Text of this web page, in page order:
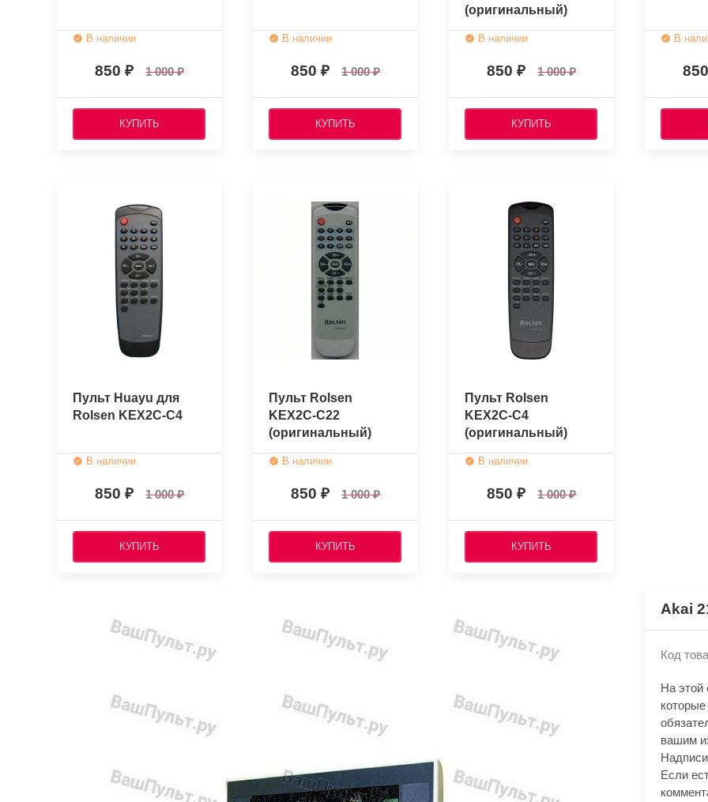
В наличии
850 1 000
КУПИТЬ
В наличии
850 1 000
КУПИТЬ
(оригинальный)
В наличии
850 1 000
КУПИТЬ
В
850
Пульт Huayu для
Rolsen KEX2C-C4
В наличии
850 1 000
КУПИТЬ
Пульт Rolsen
KEX2C-C22
(оригинальный)
В наличии
850 1 000
КУПИТЬ
Пульт Rolsen
KEX2C-C4
(оригинальный)
В наличии
850 1 000
КУПИТЬ
Akai
Код
На этой
вашим
Если